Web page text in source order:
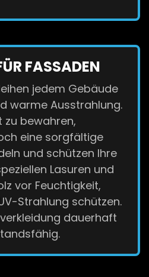
FASSADEN
jedem Gebäude
warme Ausstrahlung.
zu bewahren,
eine sorgfältige
und schützen Ihre
Lasuren und
vor Feuchtigkeit,
Strahlung schützen.
dauerhaft